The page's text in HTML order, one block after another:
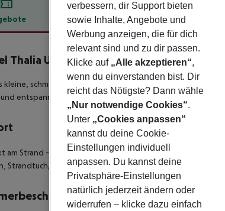
Hotelbeschreibung
Thalia Unique
4.5
kleine, schmucke Familienhotel punktet mit Top-Lage
und entspannend, aber trotzdem zentral: top!
am Strand - zum Ortszentrum: ca. 3 km - zum Flughafen:
Strandtuch/Badetuch, Badesteg (Liegen, Schirme), ca.
verbessern, dir Support bieten
sowie Inhalte, Angebote und
Werbung anzeigen, die für dich
relevant sind und zu dir passen.
Klicke auf „Alle akzeptieren“,
wenn du einverstanden bist. Dir
reicht das Nötigste? Dann wähle
„Nur notwendige Cookies“.
Unter „Cookies anpassen“
kannst du deine Cookie-
Einstellungen individuell
anpassen. Du kannst deine
Privatsphäre-Einstellungen
natürlich jederzeit ändern oder
widerrufen – klicke dazu einfach